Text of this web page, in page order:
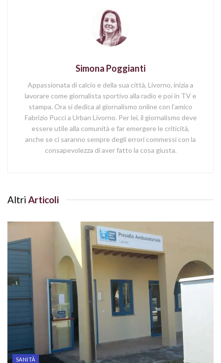
Simona Poggianti
Appassionata di calcio e della sua città, Livorno, inizia a
lavorare come giornalista sportivo alla radio e poi in TV e
stampa. Ora si dedica al giornalismo online con l'amico
Fabrizio Pucci a Urban Livorno. Per lei, il giornalismo deve
essere utile alla comunità e far emergere le criticità,
anche se ci saranno sempre degli errori commessi con la
consapevolezza di aver fatto la cosa giusta.
Altri Articoli
SANITÀ